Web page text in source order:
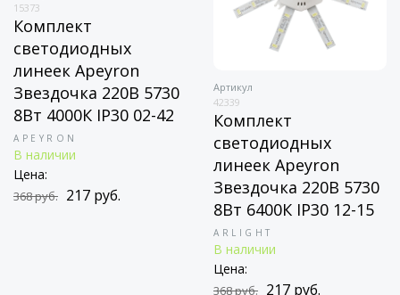
15373
Комплект
светодиодных
линеек Apeyron
Звездочка 220В 5730
8Вт 4000К IP30 02-42
APEYRON
В наличии
Цена:
368 руб. 217 руб.
Артикул
42339
Комплект
светодиодных
линеек Apeyron
Звездочка 220В 5730
8Вт 6400К IP30 12-15
ARLIGHT
В наличии
Цена:
368 руб. 217 руб.